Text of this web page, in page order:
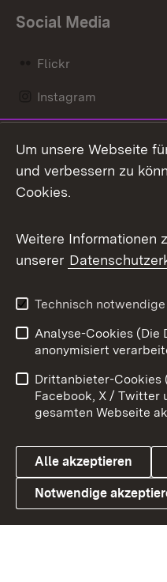
Social Media
Flickr
Instagram
Mastodon
Messenger
Social Wall
X / Twitter
Youtube
Link zum Landesportal
Benutzungshinweise
Datenschutz
Um unsere Webseite
und verbessern zu
Cookies.
Weitere Informationen
unserer
Technisch
Analyse-Cookies (Die
anonymisiert
Drittanbieter-Cookies
Facebook, X / Twitter
gesamten Webseite
Alle akzeptieren
Notwendige